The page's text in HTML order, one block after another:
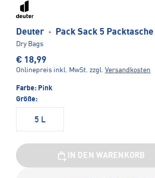
Deuter · Pack Sack 5 Packtasche
Dry Bags
€ 18,99
Onlinepreis inkl. MwSt. zzgl. Versandkosten
Farbe: Pink
Größe:
5 L
IN DEN WARENKORB